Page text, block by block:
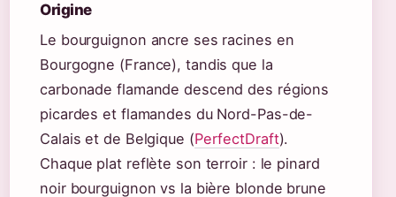
Origine
Le bourguignon ancre ses racines en
Bourgogne (France), tandis que la
carbonade flamande descend des régions
picardes et flamandes du Nord-Pas-de-
Calais et de Belgique (PerfectDraft).
Chaque plat reflète son terroir : le pinard
noir bourguignon vs la bière blonde brune